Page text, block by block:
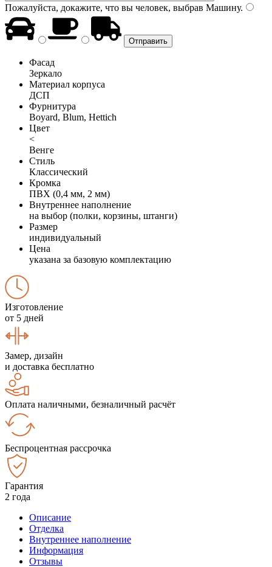
Пожалуйста, докажите, что вы человек, выбрав Машину.
Фасад
Зеркало
Материал корпуса
ДСП
Фурнитура
Boyard, Blum, Hettich
Цвет
<
Венге
Стиль
Классический
Кромка
ПВХ (0,4 мм, 2 мм)
Внутреннее наполнение
на выбор (полки, корзины, штанги)
Размер
индивидуальный
Цена
указана за базовую комплектацию
Изготовление
от 5 дней
Замер, дизайн
и доставка бесплатно
Оплата наличными, безналичный расчёт
Беспроцентная рассрочка
Гарантия
2 года
Описание
Отделка
Внутреннее наполнение
Информация
Отзывы